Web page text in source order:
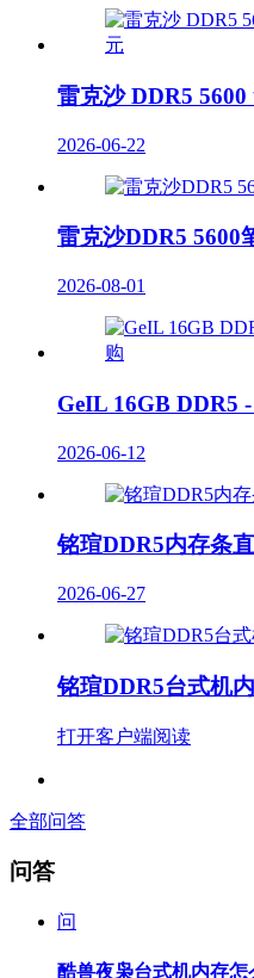
雷克沙 DDR5
2026-06-22
雷克沙DDR5 5600
2026-08-01
GeIL 16GB DDR5
2026-06-12
铭瑄DDR5内存条
2026-06-27
铭瑄DDR5台式机
打开客户端阅读
全部问答
问答
问
酷兽夜枭台式机内存怎